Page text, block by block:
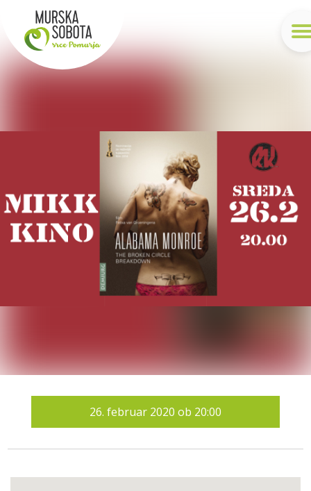
26. februar 2020 ob 20:00